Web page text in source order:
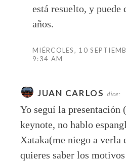
está resuelto, y puede
años.
MIÉRCOLES, 10
9:34 AM
JUAN CARLOS dice:
Yo seguí la presentación
keynote, no hablo
Xataka(me niego a verla
quieres saber los